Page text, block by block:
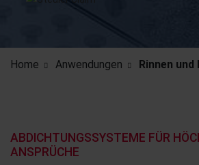
Home Anwendungen Rinnen und
ABDICHTUNGSSYSTEME FÜR
ANSPRÜCHE